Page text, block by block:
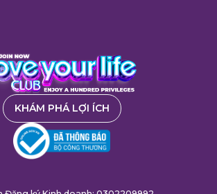
KHÁM PHÁ LỢI ÍCH